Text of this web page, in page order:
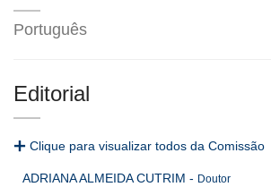
Português
Editorial
Clique para visualizar todos da Comissão
ADRIANA ALMEIDA CUTRIM - Doutor